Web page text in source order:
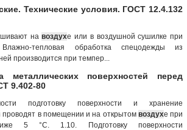
Технические условия. ГОСТ 12.4.132
навоздухе или в воздушной сушилке при
тепловая обработка спецодежды из
производится при темпер...
металлических поверхностей перед
9.402-80
подготовку поверхности и хранение
в помещении и на открытом воздухе при
5 °С. 1.10. Подготовку поверхности